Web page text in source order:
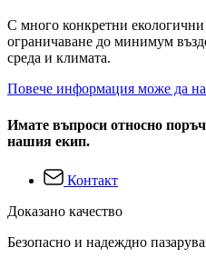
С много конкретни
ограничаване до минимум
среда и климата.
Повече информация може да
Имате въпроси относно
нашия екип.
Контакт
Доказано качество
Безопасно и надеждно